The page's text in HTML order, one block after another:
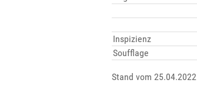
Inspizienz
Soufflage
Stand vom 25.04.2022